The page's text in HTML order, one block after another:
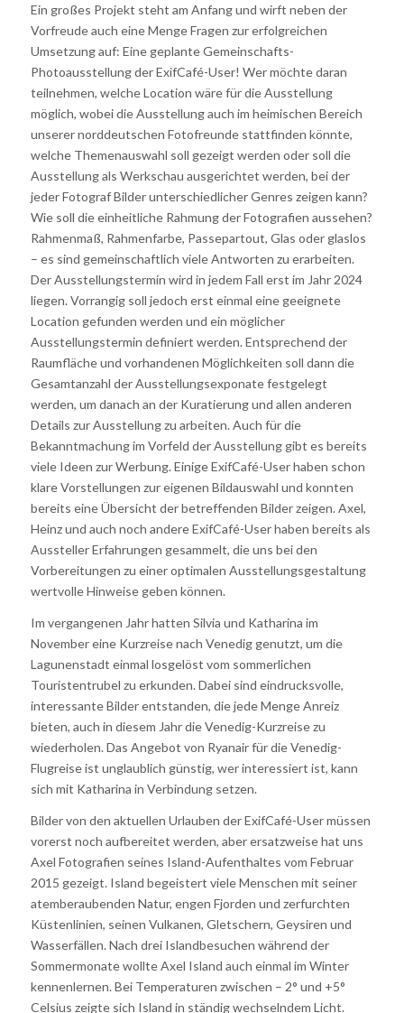
Ein großes Projekt steht am Anfang und wirft neben der
Vorfreude auch eine Menge Fragen zur erfolgreichen
Umsetzung auf: Eine geplante Gemeinschafts-
Photoausstellung der ExifCafé-User! Wer möchte daran
teilnehmen, welche Location wäre für die Ausstellung
möglich, wobei die Ausstellung auch im heimischen Bereich
unserer norddeutschen Fotofreunde stattfinden könnte,
welche Themenauswahl soll gezeigt werden oder soll die
Ausstellung als Werkschau ausgerichtet werden, bei der
jeder Fotograf Bilder unterschiedlicher Genres zeigen kann?
Wie soll die einheitliche Rahmung der Fotografien aussehen?
Rahmenmaß, Rahmenfarbe, Passepartout, Glas oder glaslos
– es sind gemeinschaftlich viele Antworten zu erarbeiten.
Der Ausstellungstermin wird in jedem Fall erst im Jahr 2024
liegen. Vorrangig soll jedoch erst einmal eine geeignete
Location gefunden werden und ein möglicher
Ausstellungstermin definiert werden. Entsprechend der
Raumfläche und vorhandenen Möglichkeiten soll dann die
Gesamtanzahl der Ausstellungsexponate festgelegt
werden, um danach an der Kuratierung und allen anderen
Details zur Ausstellung zu arbeiten. Auch für die
Bekanntmachung im Vorfeld der Ausstellung gibt es bereits
viele Ideen zur Werbung. Einige ExifCafé-User haben schon
klare Vorstellungen zur eigenen Bildauswahl und konnten
bereits eine Übersicht der betreffenden Bilder zeigen. Axel,
Heinz und auch noch andere ExifCafé-User haben bereits als
Aussteller Erfahrungen gesammelt, die uns bei den
Vorbereitungen zu einer optimalen Ausstellungsgestaltung
wertvolle Hinweise geben können.
Im vergangenen Jahr hatten Silvia und Katharina im
November eine Kurzreise nach Venedig genutzt, um die
Lagunenstadt einmal losgelöst vom sommerlichen
Touristentrubel zu erkunden. Dabei sind eindrucksvolle,
interessante Bilder entstanden, die jede Menge Anreiz
bieten, auch in diesem Jahr die Venedig-Kurzreise zu
wiederholen. Das Angebot von Ryanair für die Venedig-
Flugreise ist unglaublich günstig, wer interessiert ist, kann
sich mit Katharina in Verbindung setzen.
Bilder von den aktuellen Urlauben der ExifCafé-User müssen
vorerst noch aufbereitet werden, aber ersatzweise hat uns
Axel Fotografien seines Island-Aufenthaltes vom Februar
2015 gezeigt. Island begeistert viele Menschen mit seiner
atemberaubenden Natur, engen Fjorden und zerfurchten
Küstenlinien, seinen Vulkanen, Gletschern, Geysiren und
Wasserfällen. Nach drei Islandbesuchen während der
Sommermonate wollte Axel Island auch einmal im Winter
kennenlernen. Bei Temperaturen zwischen – 2° und +5°
Celsius zeigte sich Island in ständig wechselndem Licht.